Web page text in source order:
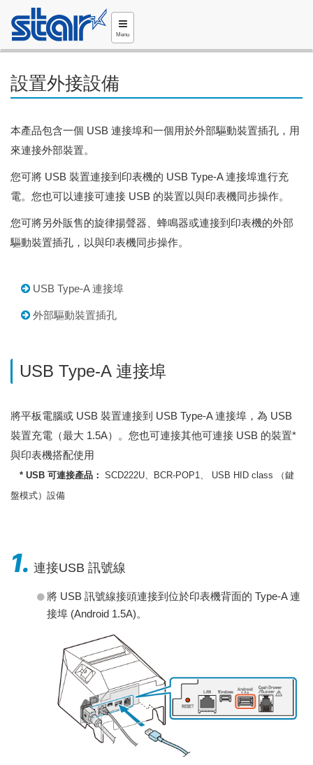
Menu
設置外接設備
本產品包含一個 USB 連接埠和一個用於外部驅動裝置插孔，用
來連接外部裝置。
您可將 USB 裝置連接到印表機的 USB Type-A 連接埠進行充
電。您也可以連接可連接 USB 的裝置以與印表機同步操作。
您可將另外販售的旋律揚聲器、蜂鳴器或連接到印表機的外部
驅動裝置插孔，以與印表機同步操作。
USB Type-A 連接埠
外部驅動裝置插孔
USB Type-A 連接埠
將平板電腦或 USB 裝置連接到 USB Type-A 連接埠，為 USB
裝置充電（最大 1.5A）。您也可連接其他可連接 USB 的裝置*
與印表機搭配使用
* USB 可連接產品：SCD222U、BCR-POP1、 USB HID class （鍵
盤模式）設備
1. 連接USB 訊號線
將 USB 訊號線接頭連接到位於印表機背面的 Type-A 連
接埠 (Android 1.5A)。